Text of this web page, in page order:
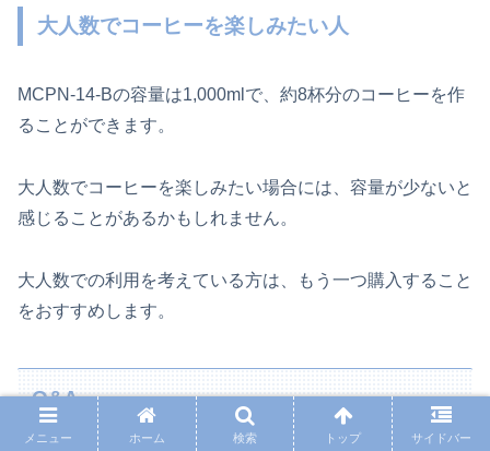
大人数でコーヒーを楽しみたい人
MCPN-14-Bの容量は1,000mlで、約8杯分のコーヒーを作
ることができます。
大人数でコーヒーを楽しみたい場合には、容量が少ないと
感じることがあるかもしれません。
大人数での利用を考えている方は、もう一つ購入すること
をおすすめします。
Q&A
メニュー ホーム 検索 トップ サイドバー